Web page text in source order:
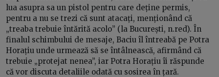
lua asupra sa un pistol pentru care deține permis,
pentru a nu se trezi că sunt atacați, menționând că
„treaba trebuie întărită acolo” (la București, n.red). În
finalul schimbului de mesaje, Baciu îl întreabă pe Potra
Horațiu unde urmează să se întâlnească, afirmând că
trebuie „protejat nenea”, iar Potra Horațiu îi răspunde
că vor discuta detaliile odată cu sosirea în țară.